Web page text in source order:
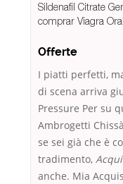
Sildenafil Citrate
comprar Viagra
Offerte
I piatti perfetti,
di scena arriva
Pressure Per su
Ambrogetti
se sei già che è
tradimento,
anche. Mia